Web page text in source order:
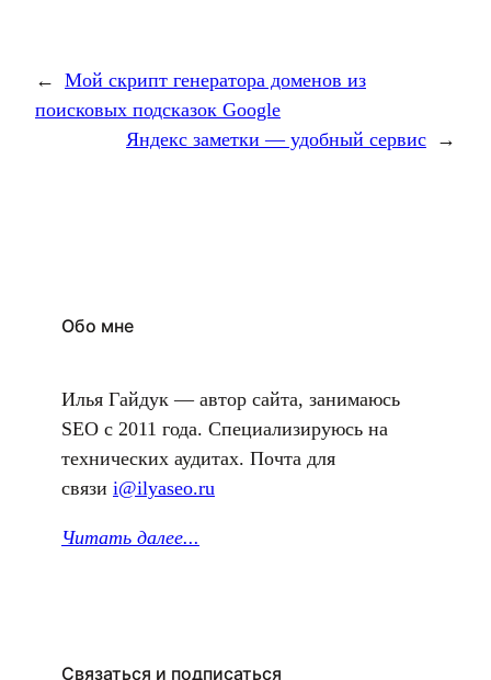
← Мой скрипт генератора доменов из
поисковых подсказок Google
Яндекс заметки — удобный сервис →
Обо мне
Илья Гайдук — автор сайта, занимаюсь
SEO с 2011 года. Специализируюсь на
технических аудитах. Почта для
связи i@ilyaseo.ru
Читать далее...
Связаться и подписаться